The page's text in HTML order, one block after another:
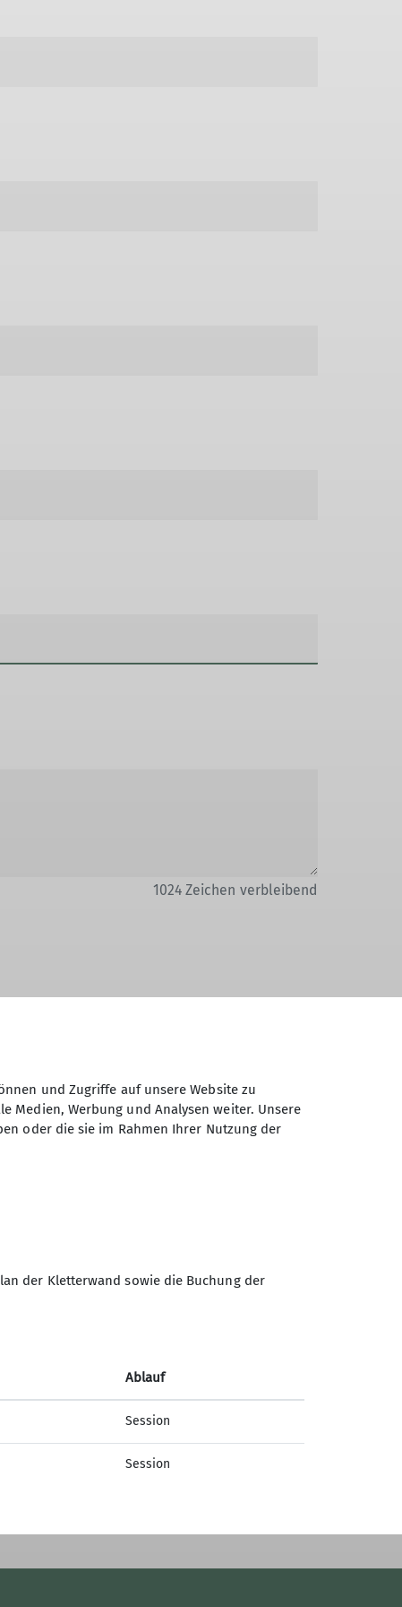
1024Zeichen verbleibend
elektronisch gesichert und zum
Deutschen Alpenvereins e.V.
Kontakt
und Zugriffe auf unsere Website zu
Medien, Werbung und Analysen weiter. Unsere
oder die sie im Rahmen Ihrer Nutzung der
der Kletterwand sowie die Buchung der
Ablauf
Session
Session